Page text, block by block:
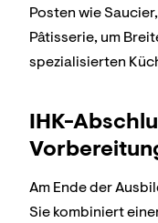
Posten wie
Pâtisserie, um
spezialisierten
IHK-
Am Ende der
Sie kombiniert